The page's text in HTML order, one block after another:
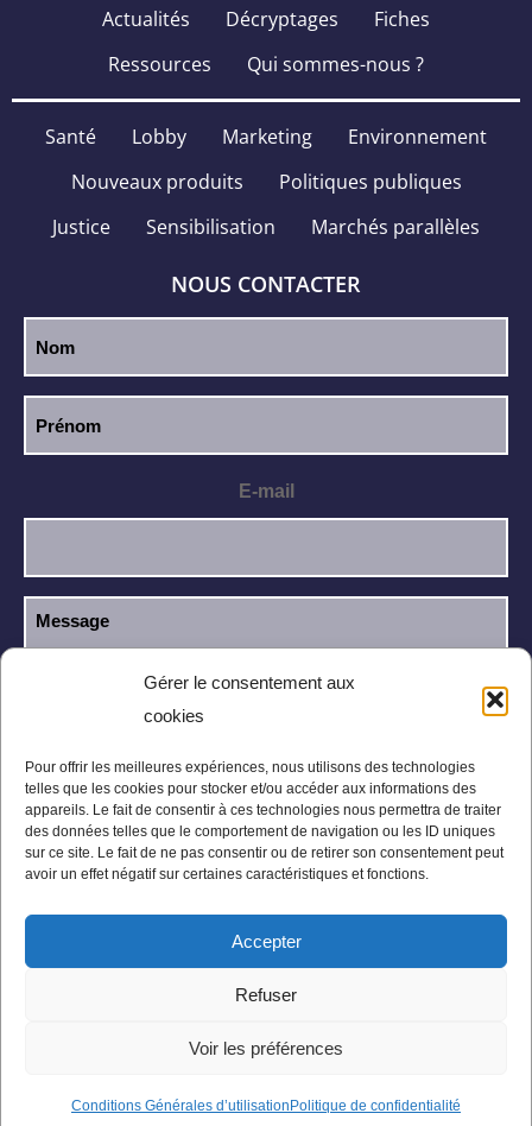
Gérer le consentement aux
cookies
Pour offrir les meilleures expériences, nous utilisons des technologies
telles que les cookies pour stocker et/ou accéder aux informations des
appareils. Le fait de consentir à ces technologies nous permettra de traiter
des données telles que le comportement de navigation ou les ID uniques
sur ce site. Le fait de ne pas consentir ou de retirer son consentement peut
avoir un effet négatif sur certaines caractéristiques et fonctions.
Accepter
Refuser
Voir les préférences
Conditions Générales d’utilisation Politique de confidentialité
Actualités Décryptages
Fiches
Ressources
Qui sommes-nous ?
Santé Lobby Marketing
Environnement
Nouveaux produits
Politiques publiques
Justice
Sensibilisation Marchés parallèles
NOUS CONTACTER
E-mail
J’ai lu et j’accepte la
confidentialité.
Politique de confidentialité
Conditions Générales Plan du site